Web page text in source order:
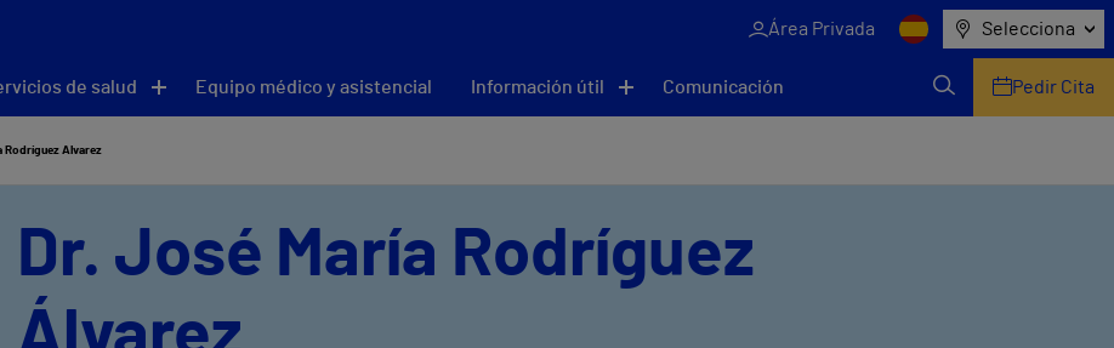
Área Privada Selecciona
de salud Equipo médico y asistencial Información útil Comunicación Pedir Cita
Rodríguez Álvarez
Dr. José María Rodríguez